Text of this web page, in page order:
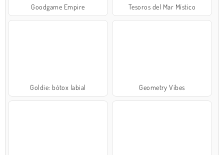
Goodgame Empire Tesoros del Mar Místico
Goldie: bótox labial Geometry Vibes